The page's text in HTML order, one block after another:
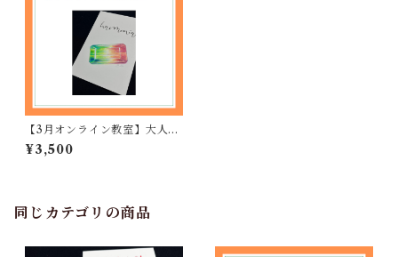
【3月オンライン教室】大人の
アート塗り絵
¥3,500
同じカテゴリの商品